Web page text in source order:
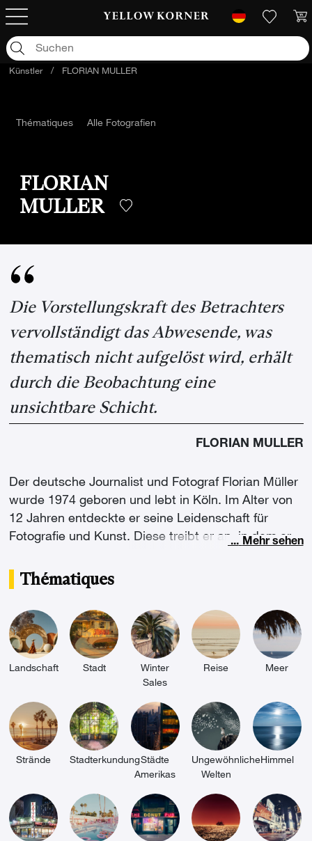
Künstler / FLORIAN MULLER
Thématiques Alle Fotografien
FLORIAN
MULLER
Die Vorstellungskraft des Betrachters
vervollständigt das Abwesende, was
thematisch nicht aufgelöst wird, erhält
durch die Beobachtung eine
unsichtbare Schicht.
FLORIAN MULLER
Der deutsche Journalist und Fotograf Florian Müller
wurde 1974 geboren und lebt in Köln. Im Alter von
12 Jahren entdeckte er seine Leidenschaft für
Fotografie und Kunst. Diese treibt er an, in dem er
lässt. Florian Müllers Arbeiten sind seriell. In seinen
Fotografien erforscht und seziert er das
wiederkehrende Thema von der Beständigkeit der
Bewegung."
... Mehr sehen
Thématiques
Landschaft Stadt
Winter
Sales
Reise Meer
Strände StadterkundungStädte
Amerikas
Ungewöhnliche
Welten
Himmel